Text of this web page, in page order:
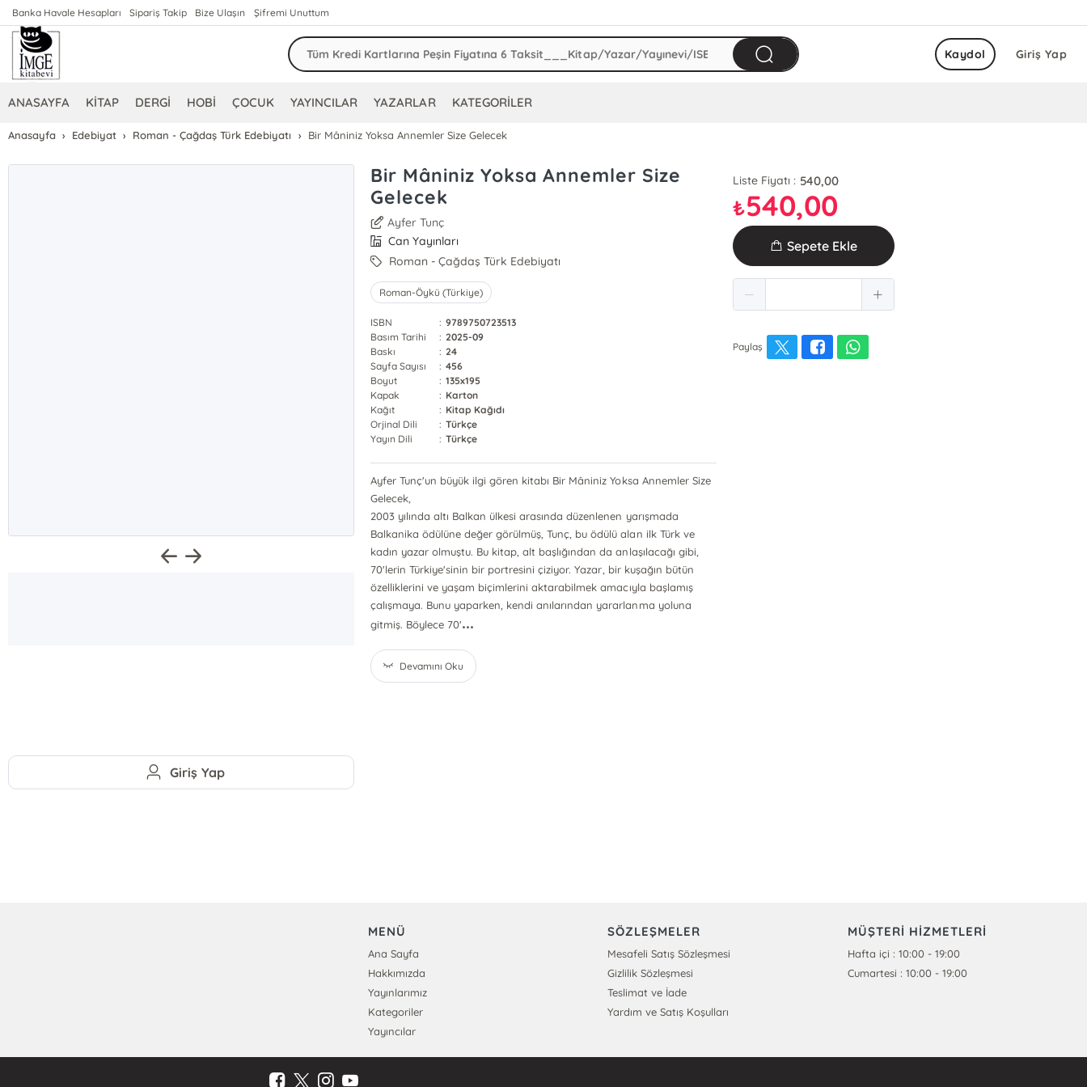
Banka Havale Hesapları Sipariş Takip Bize Ulaşın Şifremi Unuttum
Giriş Yap
Kaydol
ANASAYFA KİTAP DERGİ HOBİ ÇOCUK YAYINCILAR YAZARLAR KATEGORİLER
Anasayfa Edebiyat Roman - Çağdaş Türk Edebiyatı Bir Mâniniz Yoksa Annemler Size Gelecek
Bir Mâniniz Yoksa Annemler Size
Gelecek
Ayfer Tunç
Can Yayınları
Roman - Çağdaş Türk Edebiyatı
Roman-Öykü (Türkiye)
ISBN : 9789750723513
Basım Tarihi
: 2025-09
Baskı
: 24
Sayfa Sayısı
: 456
Boyut
: 135x195
Kapak
: Karton
Kağıt
: Kitap Kağıdı
Orjinal Dili
: Türkçe
Yayın Dili
: Türkçe
Ayfer Tunç'un büyük ilgi gören kitabı Bir Mâniniz Yoksa Annemler Size
Gelecek,
2003 yılında altı Balkan ülkesi arasında düzenlenen yarışmada
Balkanika ödülüne değer görülmüş, Tunç, bu ödülü alan ilk Türk ve
kadın yazar olmuştu. Bu kitap, alt başlığından da anlaşılacağı gibi,
70'lerin Türkiye'sinin bir portresini çiziyor. Yazar, bir kuşağın bütün
özelliklerini ve yaşam biçimlerini aktarabilmek amacıyla başlamış
çalışmaya. Bunu yaparken, kendi anılarından yararlanma yoluna
gitmiş. Böylece 70'...
Devamını Oku
Liste Fiyatı : 540,00
₺540,00
Sepete Ekle
Paylaş
Giriş Yap
MENÜ
Ana Sayfa
Hakkımızda
Yayınlarımız
Kategoriler
Yayıncılar
SÖZLEŞMELER
Mesafeli Satış Sözleşmesi
Gizlilik Sözleşmesi
Teslimat ve İade
Yardım ve Satış Koşulları
MÜŞTERİ HİZMETLERİ
Hafta içi : 10:00 - 19:00
Cumartesi : 10:00 - 19:00